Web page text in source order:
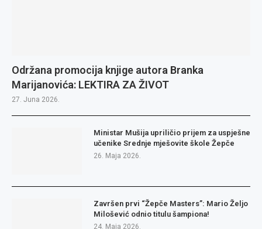
Održana promocija knjige autora Branka
Marijanovića: LEKTIRA ZA ŽIVOT
27. Juna 2026.
Ministar Mušija upriličio prijem za uspješne
učenike Srednje mješovite škole Žepče
26. Maja 2026.
Završen prvi “Žepče Masters”: Mario Željo
Milošević odnio titulu šampiona!
24. Maja 2026.